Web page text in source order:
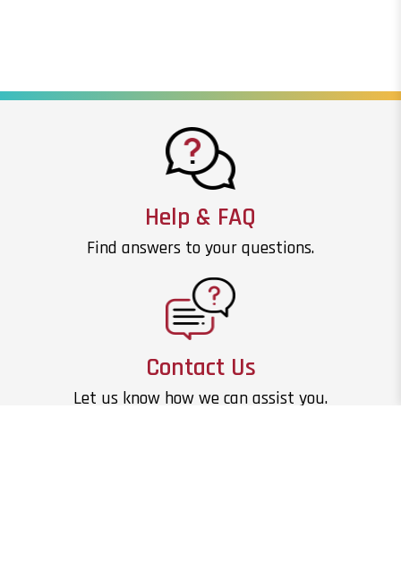
Help & FAQ
Find answers to your questions.
Contact Us
Let us know how we can assist you.